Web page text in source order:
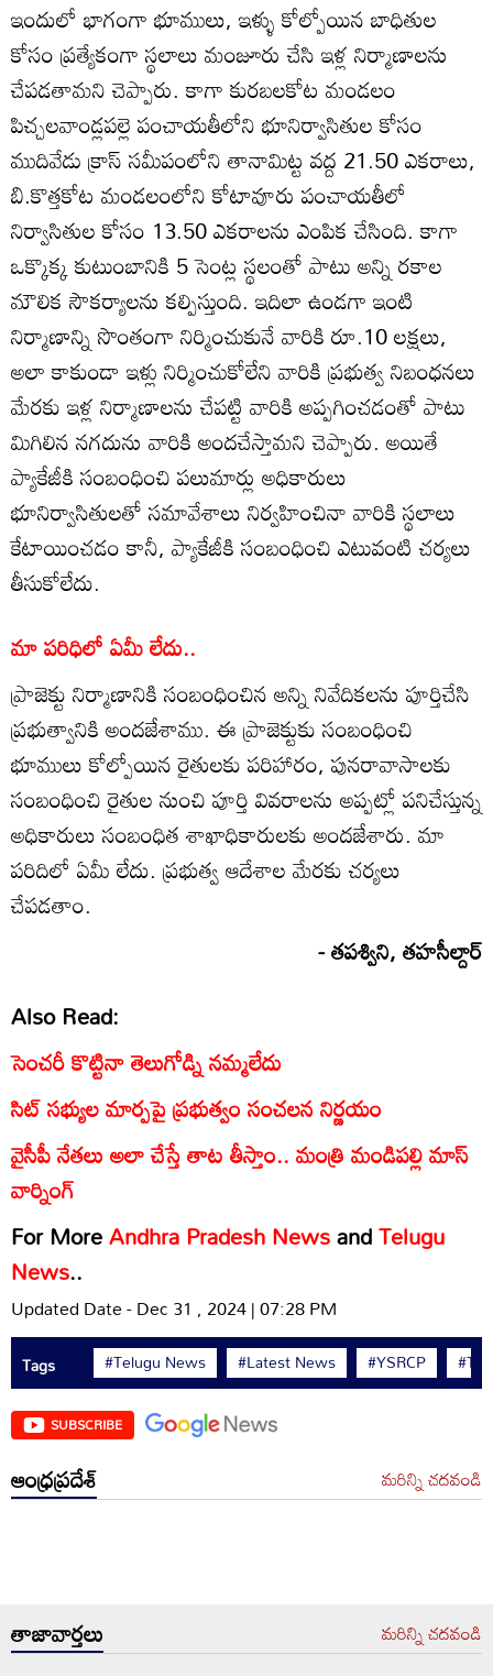
ఇందులో భాగంగా భూములు, ఇళ్ళు కోల్పోయిన బాధితుల
కోసం ప్రత్యేకంగా స్థలాలు మంజూరు చేసి ఇళ్ల నిర్మాణాలను
చేపడతామని చెప్పారు. కాగా కురబలకోట మండలం
పిచ్చలవాండ్లపల్లె పంచాయతీలోని భూనిర్వాసితుల కోసం
ముదివేడు క్రాస్ సమీపంలోని తానామిట్ట వద్ద 21.50 ఎకరాలు,
బి.కొత్తకోట మండలంలోని కోటావూరు పంచాయతీలో
నిర్వాసితుల కోసం 13.50 ఎకరాలను ఎంపిక చేసింది. కాగా
ఒక్కొక్క కుటుంబానికి 5 సెంట్ల స్థలంతో పాటు అన్ని రకాల
మౌలిక సౌకర్యాలను కల్పిస్తుంది. ఇదిలా ఉండగా ఇంటి
నిర్మాణాన్ని సొంతంగా నిర్మించుకునే వారికి రూ.10 లక్షలు,
అలా కాకుండా ఇళ్లు నిర్మించుకోలేని వారికి ప్రభుత్వ నిబంధనలు
మేరకు ఇళ్ల నిర్మాణాలను చేపట్టి వారికి అప్పగించడంతో పాటు
మిగిలిన నగదును వారికి అందచేస్తామని చెప్పారు. అయితే
ప్యాకేజీకి సంబంధించి పలుమార్లు అధికారులు
భూనిర్వాసితులతో సమావేశాలు నిర్వహించినా వారికి స్థలాలు
కేటాయించడం కానీ, ప్యాకేజీకి సంబంధించి ఎటువంటి చర్యలు
తీసుకోలేదు.
మా పరిధిలో ఏమీ లేదు..
ప్రాజెక్టు నిర్మాణానికి సంబంధించిన అన్ని నివేదికలను పూర్తిచేసి
ప్రభుత్వానికి అందజేశాము. ఈ ప్రాజెక్టుకు సంబంధించి
భూములు కోల్పోయిన రైతులకు పరిహారం, పునరావాసాలకు
సంబంధించి రైతుల నుంచి పూర్తి వివరాలను అప్పట్లో పనిచేస్తున్న
అధికారులు సంబంధిత శాఖాధికారులకు అందజేశారు. మా
పరిదిలో ఏమీ లేదు. ప్రభుత్వ ఆదేశాల మేరకు చర్యలు
చేపడతాం.
- తపశ్విని, తహసీల్దార్
Also Read:
సెంచరీ కొట్టినా తెలుగోడ్ని నమ్మలేదు
సిట్‌ సభ్యుల మార్పపై ప్రభుత్వం సంచలన నిర్ణయం
వైసీపీ నేతలు అలా చేస్తే తాట తీస్తాం.. మంత్రి మండిపల్లి మాస్
వార్నింగ్
For MoreAndhra Pradesh NewsandTelugu
News..
Updated Date - Dec 31 , 2024 | 07:28 PM
Tags #Telugu News #Latest News #YSRCP
SUBSCRIBE
ఆంధ్రప్రదేశ్ మరిన్ని చదవండి
తాజావార్తలు మరిన్ని చదవండి